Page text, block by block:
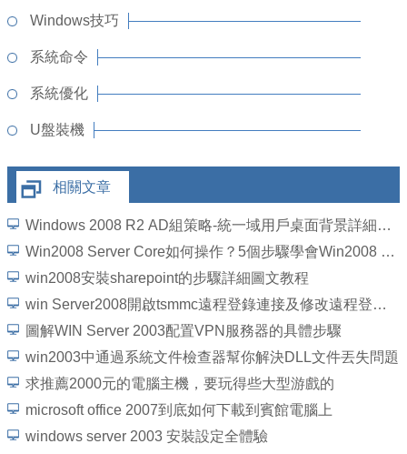
Windows技巧
系統命令
系統優化
U盤裝機
相關文章
Windows 2008 R2 AD組策略-統一域用戶桌面背景詳細圖文教程
Win2008 Server Core如何操作？5個步驟學會Win2008 Server Core操作
win2008安裝sharepoint的步驟詳細圖文教程
win Server2008開啟tsmmc遠程登錄連接及修改遠程登錄端口號的方法
圖解WIN Server 2003配置VPN服務器的具體步驟
win2003中通過系統文件檢查器幫你解決DLL文件丟失問題
求推薦2000元的電腦主機，要玩得些大型游戲的
microsoft office 2007到底如何下載到賓館電腦上
windows server 2003 安裝設定全體驗